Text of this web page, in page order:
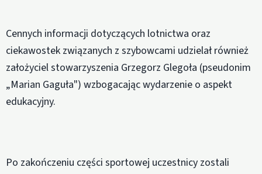
Cennych informacji dotyczących lotnictwa oraz
ciekawostek związanych z szybowcami udzielał również
założyciel stowarzyszenia Grzegorz Glegoła (pseudonim
„Marian Gaguła") wzbogacając wydarzenie o aspekt
edukacyjny.
Po zakończeniu części sportowej uczestnicy zostali